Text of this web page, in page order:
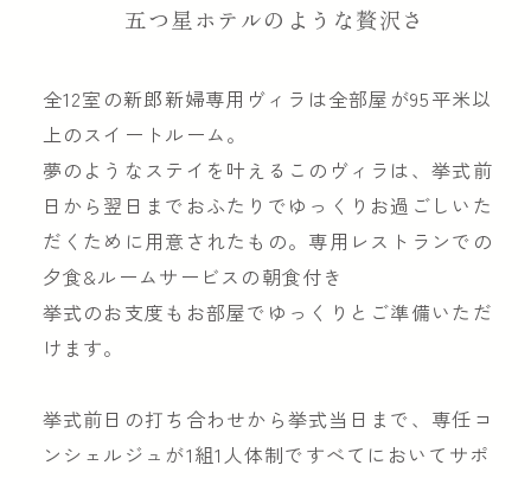
五つ星ホテルのような贅沢さ
全12室の新郎新婦専用ヴィラは全部屋が95平米以
上のスイートルーム。
夢のようなステイを叶えるこのヴィラは、挙式前
日から翌日までおふたりでゆっくりお過ごしいた
だくために用意されたもの。専用レストランでの
夕食&ルームサービスの朝食付き
挙式のお支度もお部屋でゆっくりとご準備いただ
けます。
挙式前日の打ち合わせから挙式当日まで、専任コ
ンシェルジュが1組1人体制ですべてにおいてサポ